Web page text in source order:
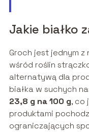
Jakie białko
Groch jest jednym z
wśród roślin
alternatywą dla
białka w suchych
23,8 g na 100 g, co
produktami
ograniczających